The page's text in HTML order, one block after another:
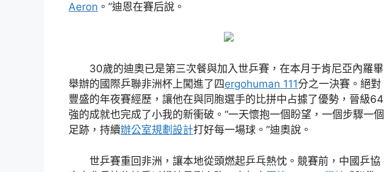
Aeron 。”迪恩在賽后說。
30歲的迪奧已是第三次餐與加入世乒賽，在本月于肯尼亞內羅畢
舉辦的國際乒聯非洲杯上闖進了四ergohuman 111分之一決賽。絕對
豐盛的年夜賽經歷，讓他在與同胞選手的比拼中占據了優勢，晉級64
強的成就也完成了小我的新衝破。“一天懷抱一個盼望，一個步驟一個
足跡，持續辦公室規劃設計打好每一場球。”迪奧說。
世乒賽重回非洲，讓本地從頭燃起乒乓熱忱。競賽前，中國乒協